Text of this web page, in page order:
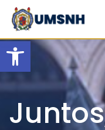
Open
Skip
content